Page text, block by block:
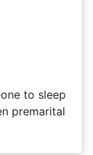
to sleep
premarital